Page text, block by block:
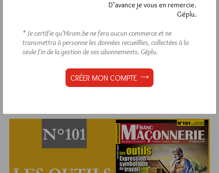
Plus d’informations
Quels sont les articles les plus lus du blog ?
D’avance je vous en remercie.
Géplu.
* Je certifie qu’Hiram.be ne fera aucun commerce et ne
transmettra à personne les données recueillies, collectées à la
seule fin de la gestion de ses abonnements. Géplu.
CRÉER MON COMPTE